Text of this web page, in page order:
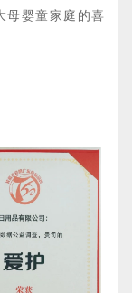
母婴童家庭的喜